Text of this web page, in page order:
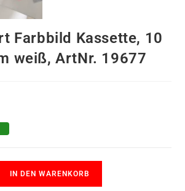
Farbbild Kassette, 10
weiß, ArtNr. 19677
IN DEN WARENKORB